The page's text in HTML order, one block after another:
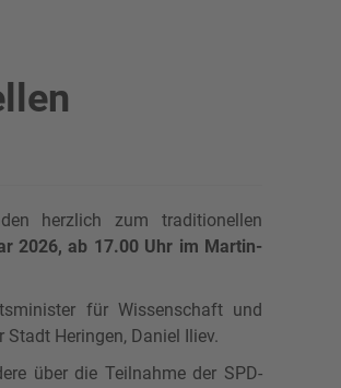
herzlich zum traditionellen
2026, ab 17.00 Uhr im Martin-
für Wissenschaft und
Heringen, Daniel Iliev.
über die Teilnahme der SPD-